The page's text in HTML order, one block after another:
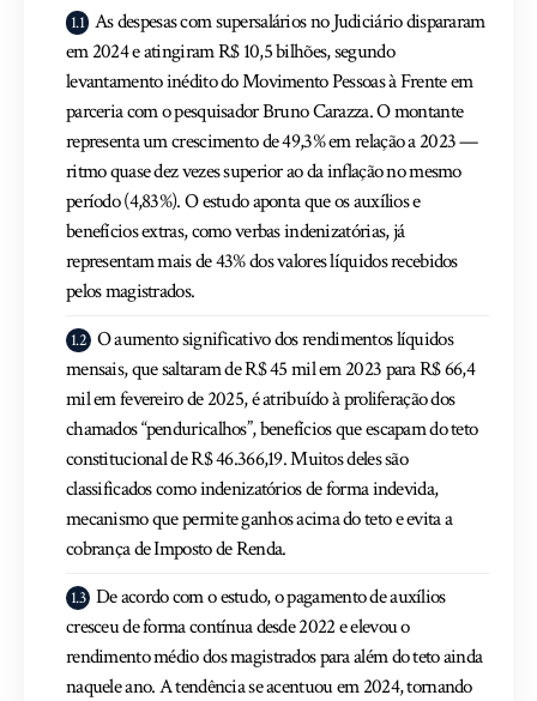
As despesas com supersalários no Judiciário dispararam
em 2024 e atingiram R$ 10,5 bilhões, segundo
levantamento inédito do Movimento Pessoas à Frente em
parceria com o pesquisador Bruno Carazza. O montante
representa um crescimento de 49,3% em relação a 2023 —
ritmo quase dez vezes superior ao da inflação no mesmo
período (4,83%). O estudo aponta que os auxílios e
benefícios extras, como verbas indenizatórias, já
representam mais de 43% dos valores líquidos recebidos
pelos magistrados.
O aumento significativo dos rendimentos líquidos
mensais, que saltaram de R$ 45 mil em 2023 para R$ 66,4
mil em fevereiro de 2025, é atribuído à proliferação dos
chamados “penduricalhos”, benefícios que escapam do teto
constitucional de R$ 46.366,19. Muitos deles são
classificados como indenizatórios de forma indevida,
mecanismo que permite ganhos acima do teto e evita a
cobrança de Imposto de Renda.
De acordo com o estudo, o pagamento de auxílios
cresceu de forma contínua desde 2022 e elevou o
rendimento médio dos magistrados para além do teto ainda
naquele ano. A tendência se acentuou em 2024, tornando